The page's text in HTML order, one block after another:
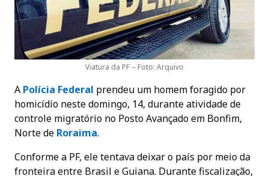
Viatura da PF – Foto: Arquivo
A Polícia Federal prendeu um homem foragido por
homicídio neste domingo, 14, durante atividade de
controle migratório no Posto Avançado em Bonfim,
Norte de Roraima.
Conforme a PF, ele tentava deixar o país por meio da
fronteira entre Brasil e Guiana. Durante fiscalização,